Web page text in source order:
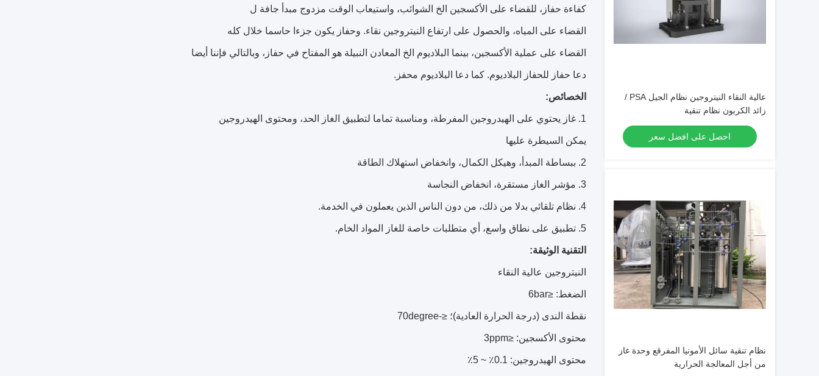
عالية النقاء النيتروجين نظام الجيل PSA /
زائد الكربون نظام تنقية
احصل على افضل سعر
نظام تنقية سائل الأمونيا المفرقع وحدة غاز
من أجل المعالجة الحرارية
كفاءة حفاز، للقضاء على الأكسجين الخ الشوائب، واستيعاب الوقت مزدوج مبدأ جافة ل
القضاء على المياه، والحصول على ارتفاع النيتروجين نقاء. وحفاز يكون جزءا حاسما خلال كله
القضاء على عملية الأكسجين، بينما البلاديوم الخ المعادن النبيلة هو المفتاح في حفاز، وبالتالي فإننا أيضا
دعا حفاز للحفاز البلاديوم. كما دعا البلاديوم محفز.
الخصائص:
1. غاز يحتوي على الهيدروجين المفرطة، ومناسبة تماما لتطبيق الغاز الحد، ومحتوى الهيدروجين
يمكن السيطرة عليها
2. ببساطة المبدأ، وهيكل الكمال، وانخفاض استهلاك الطاقة
3. مؤشر الغاز مستقرة، انخفاض النجاسة
4. نظام تلقائي بدلا من ذلك، من دون الناس الذين يعملون في الخدمة.
5. تطبيق على نطاق واسع، أي متطلبات خاصة للغاز المواد الخام.
التقنية الوثيقة:
النيتروجين عالية النقاء
الضغط: ≤6bar
نقطة الندى (درجة الحرارة العادية)؛ ≤-70degree
محتوى الأكسجين: ≤3ppm
محتوى الهيدروجين: 0.1٪ ~ 5٪